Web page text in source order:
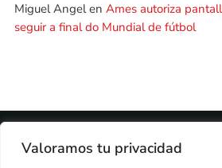
Valoramos tu privacidad
Miguel Angelen Ames autoriza
seguir a final do Mundial de fútbol
2024 © PROPIEDAD DE DEZASETE